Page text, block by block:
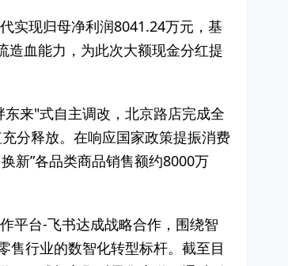
实现归母净利润8041.24万元，基
造血能力，为此次大额现金分红提
来"式自主调改，北京路店完成全
分释放。在响应国家政策提振消费
新”各品类商品销售额约8000万
平台-飞书达成战略合作，围绕智
售行业的数智化转型标杆。截至目